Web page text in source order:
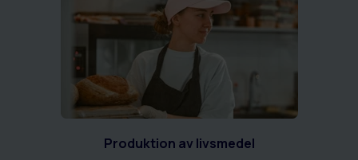
Produktion av livsmedel